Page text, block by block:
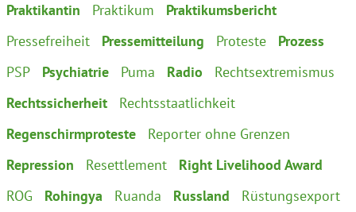
Praktikantin
Praktikum
Praktikumsbericht
Pressefreiheit
Pressemitteilung Proteste
Prozess
PSP
Psychiatrie Puma Radio
Rechtsextremismus
Rechtssicherheit
Rechtsstaatlichkeit
Regenschirmproteste
Reporter ohne Grenzen
Repression
Resettlement
Right Livelihood Award
ROG
Rohingya Ruanda Russland
Rüstungsexport